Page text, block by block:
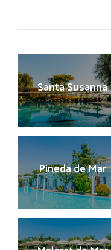
Santa Susanna
Pineda de Mar